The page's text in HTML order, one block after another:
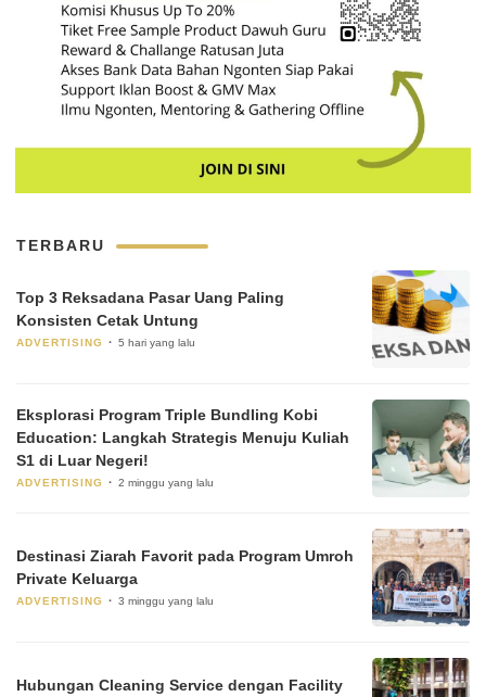
TERBARU
Top 3 Reksadana Pasar Uang Paling
Konsisten Cetak Untung
ADVERTISING 5 hari yang lalu
Eksplorasi Program Triple Bundling Kobi
Education: Langkah Strategis Menuju Kuliah
S1 di Luar Negeri!
ADVERTISING 2 minggu yang lalu
Destinasi Ziarah Favorit pada Program Umroh
Private Keluarga
ADVERTISING 3 minggu yang lalu
Hubungan Cleaning Service dengan Facility